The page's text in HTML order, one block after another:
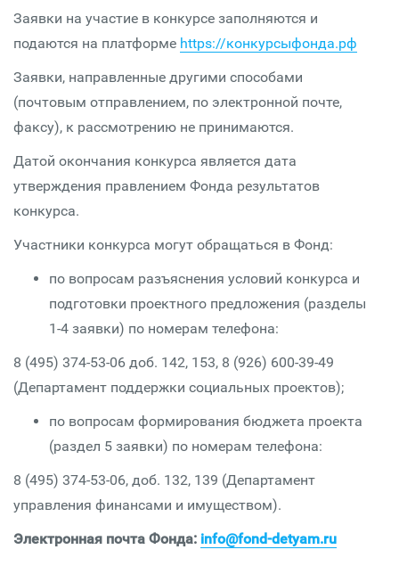
Заявки на участие в конкурсе заполняются и
подаются на платформе https://конкурсыфонда.рф
Заявки, направленные другими способами
(почтовым отправлением, по электронной почте,
факсу), к рассмотрению не принимаются.
Датой окончания конкурса является дата
утверждения правлением Фонда результатов
конкурса.
Участники конкурса могут обращаться в Фонд:
по вопросам разъяснения условий конкурса и
подготовки проектного предложения (разделы
1-4 заявки) по номерам телефона:
8 (495) 374-53-06 доб. 142, 153, 8 (926) 600-39-49
(Департамент поддержки социальных проектов);
по вопросам формирования бюджета проекта
(раздел 5 заявки) по номерам телефона:
8 (495) 374-53-06, доб. 132, 139 (Департамент
управления финансами и имуществом).
Электронная почта Фонда: info@fоnd-detyam.ru